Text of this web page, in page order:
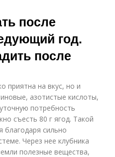
после
год.
после
приятна на вкус, но и
азотистые кислоты,
потребность
съесть 80 г ягод. Такой
благодаря сильно
Через нее клубника
полезные вещества,